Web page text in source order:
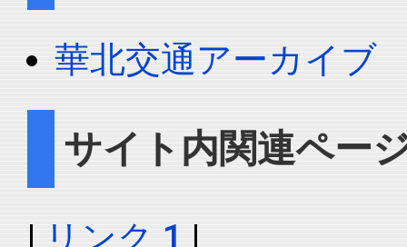
華北交通アーカイブ
サイト内関連ペー
| リンク 1 |